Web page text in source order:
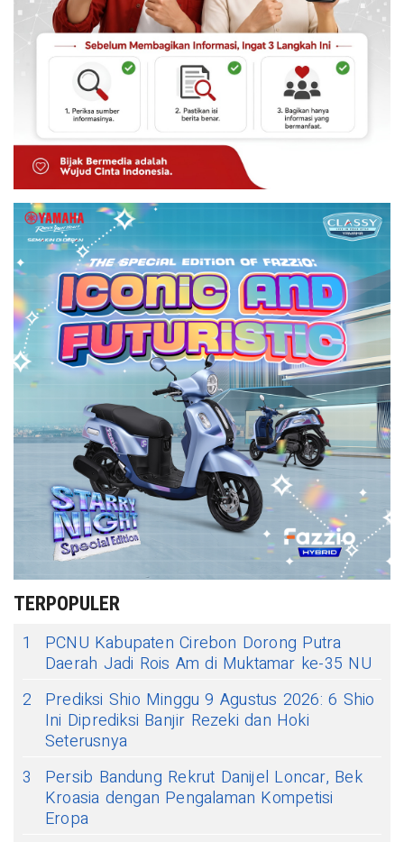
TERPOPULER
1
PCNU Kabupaten Cirebon Dorong Putra
Daerah Jadi Rois Am di Muktamar ke-35 NU
2
Prediksi Shio Minggu 9 Agustus 2026: 6 Shio
Ini Diprediksi Banjir Rezeki dan Hoki
Seterusnya
3
Persib Bandung Rekrut Danijel Loncar, Bek
Kroasia dengan Pengalaman Kompetisi
Eropa